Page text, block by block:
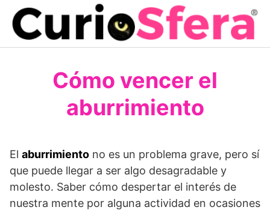
Saltar
contenido
Cómo vencer el
aburrimiento
El aburrimiento no es un problema grave, pero sí
que puede llegar a ser algo desagradable y
molesto. Saber cómo despertar el interés de
nuestra mente por alguna actividad en ocasiones